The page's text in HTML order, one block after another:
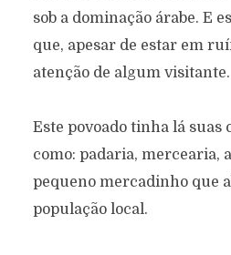
sob a dominação árabe. E
que, apesar de estar em
atenção de algum visitante.
Este povoado tinha lá suas
como: padaria, mercearia,
pequeno mercadinho que
população local.